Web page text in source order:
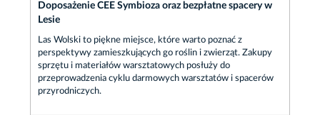
Doposażenie CEE Symbioza oraz bezpłatne spacery w
Lesie
Las Wolski to piękne miejsce, które warto poznać z
perspektywy zamieszkujących go roślin i zwierząt. Zakupy
sprzętu i materiałów warsztatowych posłuży do
przeprowadzenia cyklu darmowych warsztatów i spacerów
przyrodniczych.